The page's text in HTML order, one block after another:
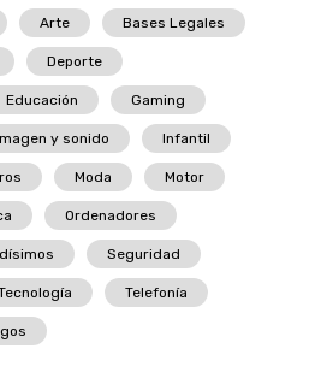
Arte Bases Legales
Deporte
Educación Gaming
y sonido Infantil
Moda Motor
Ordenadores
Seguridad
Telefonía